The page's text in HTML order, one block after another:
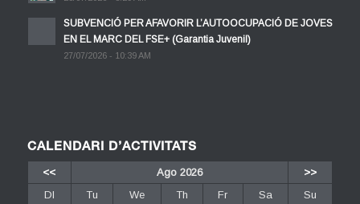
SUBVENCIÓ PER AFAVORIR L’AUTOOCUPACIÓ DE JOVES
EN EL MARC DEL FSE+ (Garantia Juvenil)
27/07/2026 - 10:39 AM
CALENDARI D’ACTIVITATS
<< Ago 2026
>>
Dl
Tu We Th Fr Sa
Su